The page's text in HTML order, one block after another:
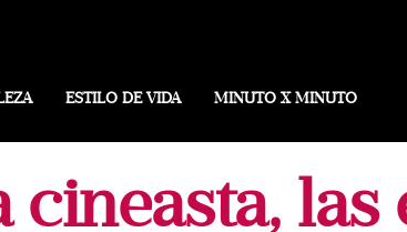
ESTILO DE VIDA MINUTO X MINUTO
cineasta,